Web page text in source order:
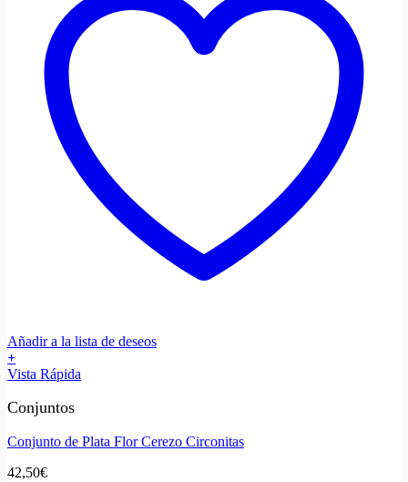
Añadir a la lista de deseos
+
Vista Rápida
Conjuntos
Conjunto de Plata Flor Cerezo Circonitas
42,50€